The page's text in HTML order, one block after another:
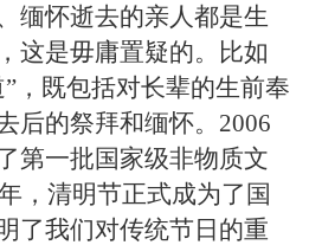
缅怀逝去的亲人都是生
这是毋庸置疑的。比如
，既包括对长辈的生前奉
后的祭拜和缅怀。2006
第一批国家级非物质文
，清明节正式成为了国
了我们对传统节日的重